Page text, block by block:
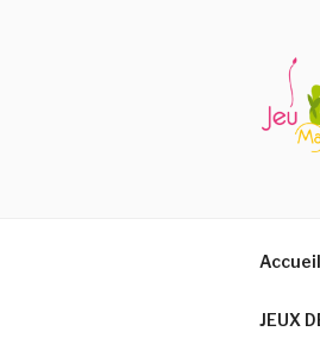
Accueil
JEUX